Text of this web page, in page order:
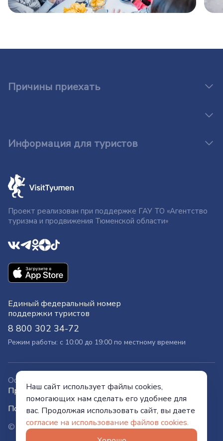
Причины приехать
Информация для туристов
Проект реализован при поддержке ГАУ ТО «Агентство
туризма и продвижения Тюменской области»
Единый федеральный номер
поддержки туристов
8 800 302 34-72
Режим работы: с 10:00 до 19:00 по местному времени
Официальный сайт
Правительства Тюменской области
Политика конфиденциальности
© Visit Tyumen, 2026
Наш сайт использует файлы cookies,
помогающих нам сделать его удобнее для
вас. Продолжая использовать сайт, вы даете
согласие на использование файлов cookies.